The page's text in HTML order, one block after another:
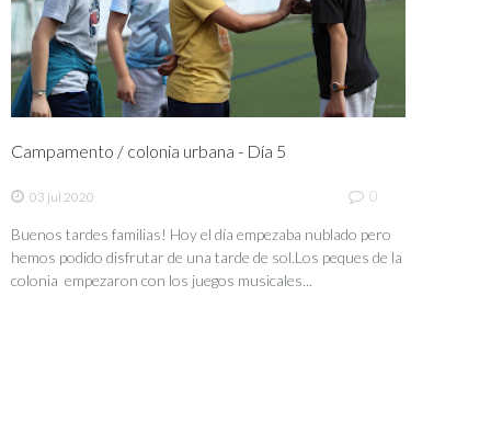
Campamento / colonia urbana - Día 5
03 jul 2020 0
Buenos tardes familias! Hoy el día empezaba nublado pero
hemos podido disfrutar de una tarde de sol.Los peques de la
colonia empezaron con los juegos musicales...